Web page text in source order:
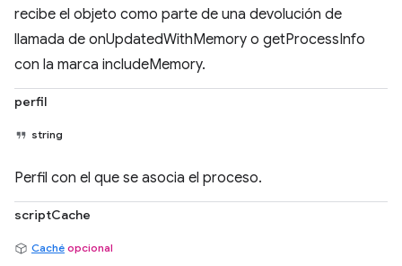
recibe el objeto como parte de una devolución de
llamada de onUpdatedWithMemory o getProcessInfo
con la marca includeMemory.
perfil
string
Perfil con el que se asocia el proceso.
scriptCache
Caché opcional